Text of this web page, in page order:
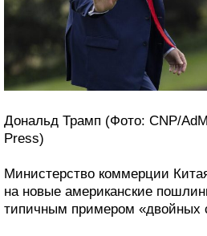
Дональд Трамп (Фото: CNP/
Press)
Министерство коммерции
на новые американские
типичным примером «двойных